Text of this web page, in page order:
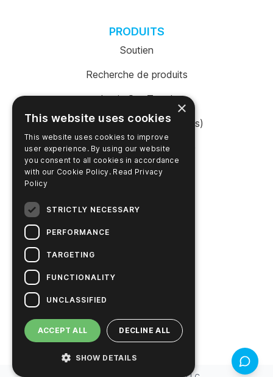
Retour
PRODUITS
Soutien
Recherche de produits
Login SureTrend
Boutique en ligne (États-Unis)
Acheter en ligne (Australie)
L'histoire d'Hygiena
Solutions durables
×
This website uses cookies
This website uses cookies to improve
user experience. By using our website
you consent to all cookies in accordance
with our Cookie Policy. Read Privacy
Policy
STRICTLY NECESSARY
PERFORMANCE
TARGETING
FUNCTIONALITY
UNCLASSIFIED
ACCEPT ALL DECLINE ALL
SHOW DETAILS